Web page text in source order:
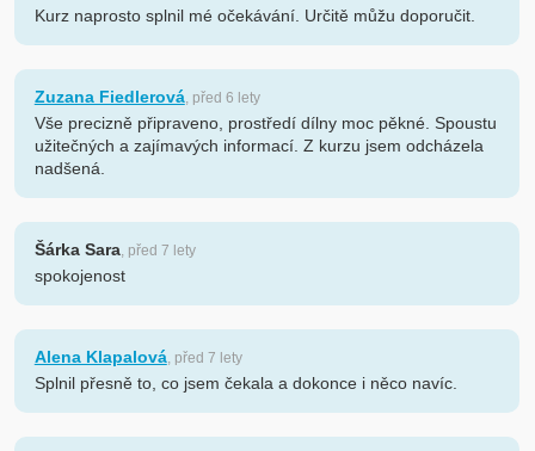
Kurz naprosto splnil mé očekávání. Určitě můžu doporučit.
Zuzana Fiedlerová, před 6 lety
Vše precizně připraveno, prostředí dílny moc pěkné. Spoustu
užitečných a zajímavých informací. Z kurzu jsem odcházela
nadšená.
Šárka Sara, před 7 lety
spokojenost
Alena Klapalová, před 7 lety
Splnil přesně to, co jsem čekala a dokonce i něco navíc.